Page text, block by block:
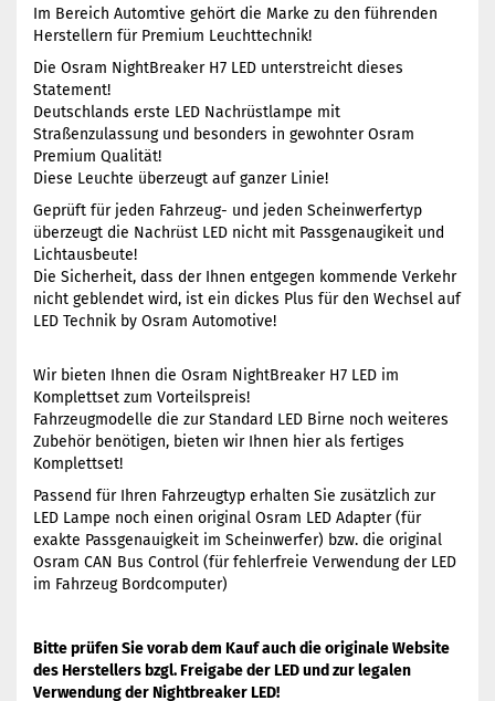
Im Bereich Automtive gehört die Marke zu den führenden
Herstellern für Premium Leuchttechnik!
Die Osram NightBreaker H7 LED unterstreicht dieses
Statement!
Deutschlands erste LED Nachrüstlampe mit
Straßenzulassung und besonders in gewohnter Osram
Premium Qualität!
Diese Leuchte überzeugt auf ganzer Linie!
Geprüft für jeden Fahrzeug- und jeden Scheinwerfertyp
überzeugt die Nachrüst LED nicht mit Passgenaugikeit und
Lichtausbeute!
Die Sicherheit, dass der Ihnen entgegen kommende Verkehr
nicht geblendet wird, ist ein dickes Plus für den Wechsel auf
LED Technik by Osram Automotive!
Wir bieten Ihnen die Osram NightBreaker H7 LED im
Komplettset zum Vorteilspreis!
Fahrzeugmodelle die zur Standard LED Birne noch weiteres
Zubehör benötigen, bieten wir Ihnen hier als fertiges
Komplettset!
Passend für Ihren Fahrzeugtyp erhalten Sie zusätzlich zur
LED Lampe noch einen original Osram LED Adapter (für
exakte Passgenauigkeit im Scheinwerfer) bzw. die original
Osram CAN Bus Control (für fehlerfreie Verwendung der LED
im Fahrzeug Bordcomputer)
Bitte prüfen Sie vorab dem Kauf auch die originale Website
des Herstellers bzgl. Freigabe der LED und zur legalen
Verwendung der Nightbreaker LED!